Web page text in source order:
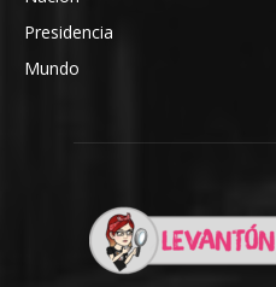
Presidencia
Mundo